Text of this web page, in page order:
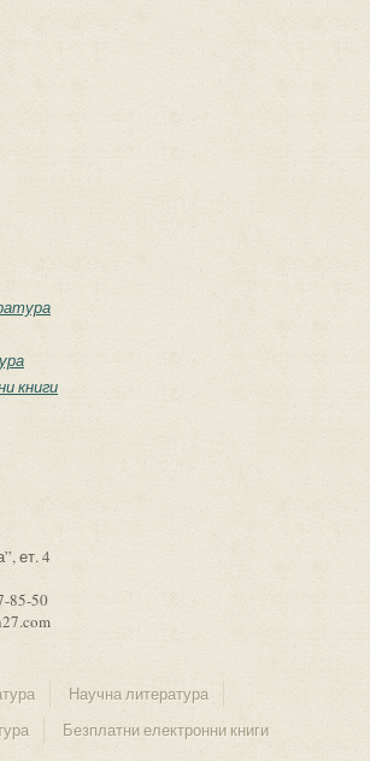
книги
ет. 4
85-50
Научна литература
Безплатни електронни книги